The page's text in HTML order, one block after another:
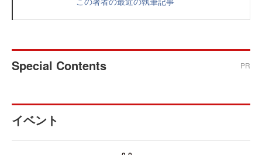
Special Contents PR
イベント